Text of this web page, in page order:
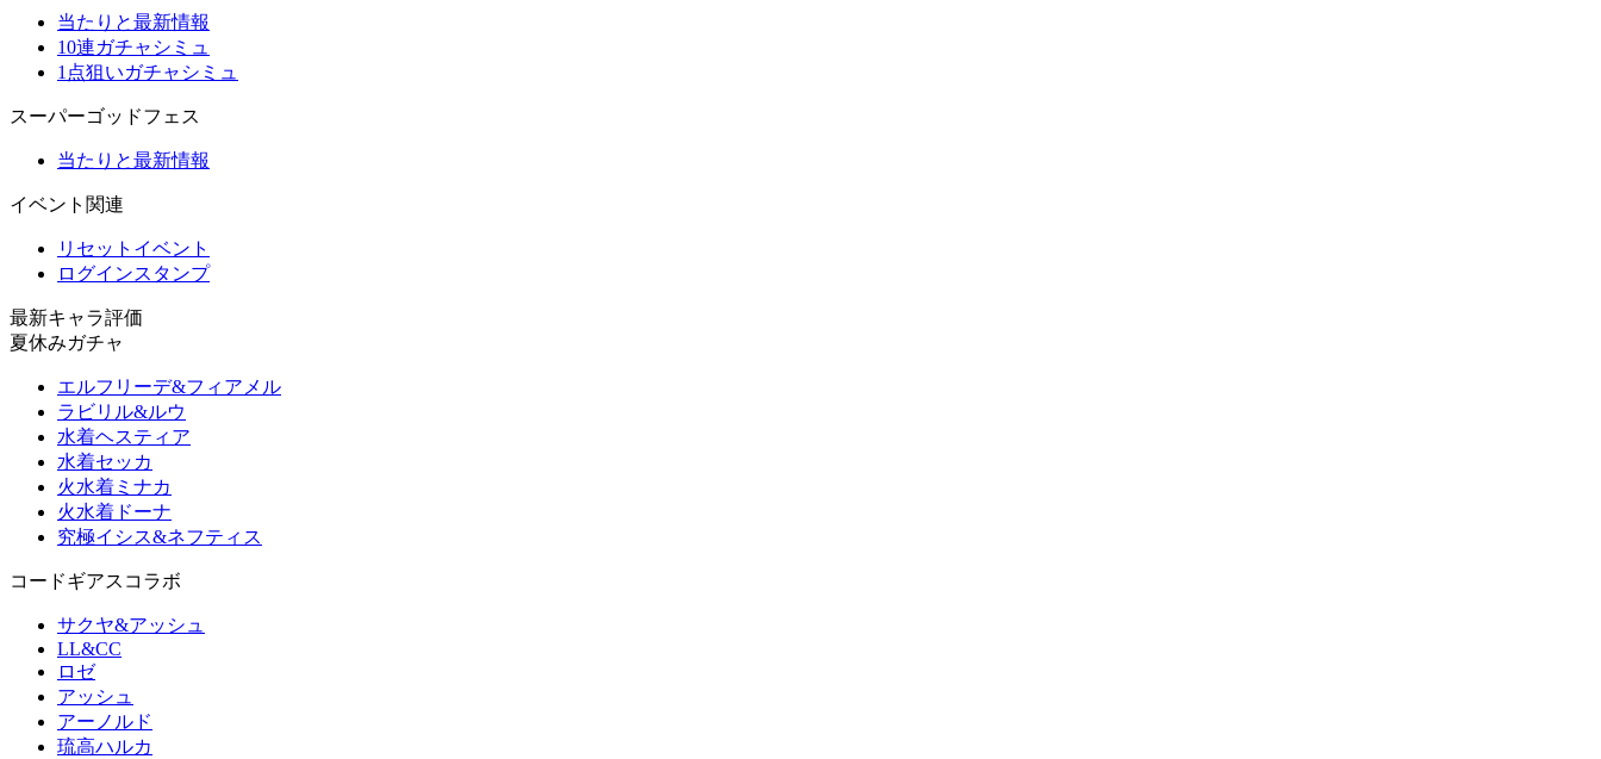
当たりと最新情報
10連ガチャシミュ
1点狙いガチャシミュ
スーパーゴッドフェス
当たりと最新情報
イベント関連
リセットイベント
ログインスタンプ
最新キャラ評価
夏休みガチャ
エルフリーデ&フィアメル
ラビリル&ルウ
水着ヘスティア
水着セッカ
火水着ミナカ
火水着ドーナ
究極イシス&ネフティス
コードギアスコラボ
サクヤ&アッシュ
LL&CC
ロゼ
アッシュ
アーノルド
琉高ハルカ